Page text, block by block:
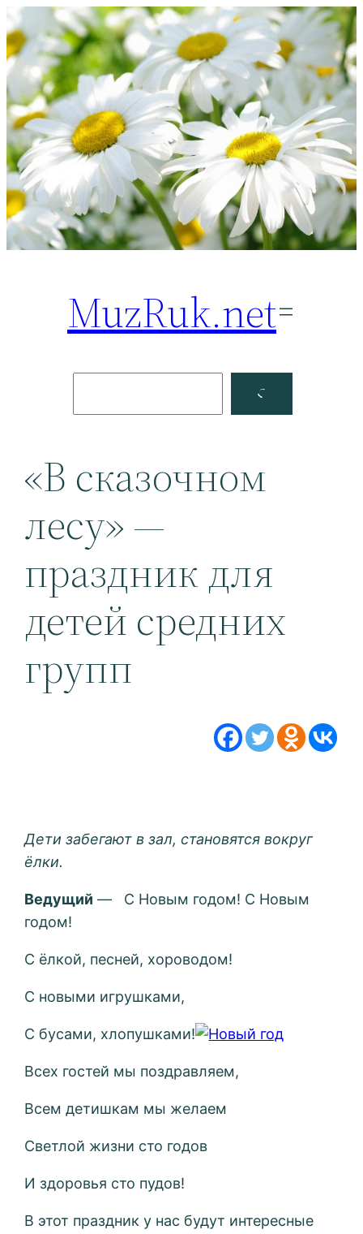
Перейти
к
содержимому
MuzRuk.net
Facebook
«В сказочном
лесу» —
праздник для
детей средних
групп
Дети забегают в зал, становятся вокруг
ёлки.
Ведущий — С Новым годом! С Новым
годом!
С ёлкой, песней, хороводом!
С новыми игрушками,
С бусами, хлопушками!
Всех гостей мы поздравляем,
Всем детишкам мы желаем
Светлой жизни сто годов
И здоровья сто пудов!
В этот праздник у нас будут интересные